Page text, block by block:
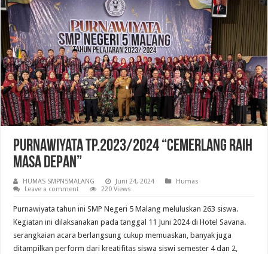
Purnawiyata TP.2023/2024 “Cemerlang Raih
Masa Depan”
HUMAS SMPN5MALANG Juni 24, 2024
Humas
Leave a comment
220 Views
Purnawiyata tahun ini SMP Negeri 5 Malang meluluskan 263 siswa.
Kegiatan ini dilaksanakan pada tanggal 11 Juni 2024 di Hotel Savana.
serangkaian acara berlangsung cukup memuaskan, banyak juga
ditampilkan perform dari kreatifitas siswa siswi semester 4 dan 2,